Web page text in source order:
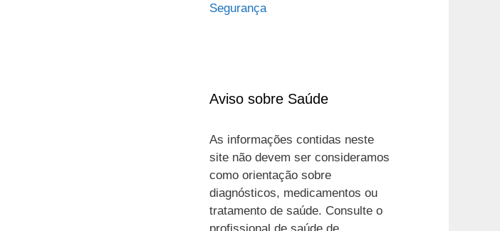
Segurança
Aviso sobre Saúde
As informações contidas neste
site não devem ser consideramos
como orientação sobre
diagnósticos, medicamentos ou
tratamento de saúde. Consulte o
profissional de saúde de